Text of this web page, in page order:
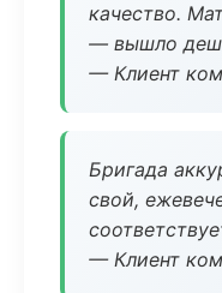
качество.
— вышло
— Клиент
Бригада
свой,
— Клиент